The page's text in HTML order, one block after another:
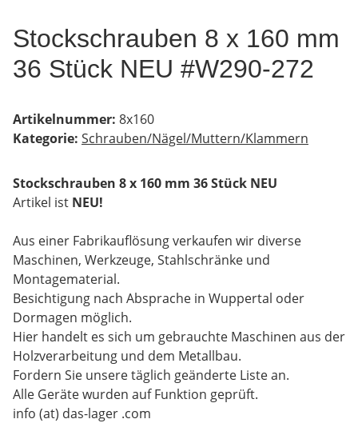
Stockschrauben 8 x 160 mm
36 Stück NEU #W290-272
Artikelnummer: 8x160
Kategorie: Schrauben/Nägel/Muttern/Klammern
Stockschrauben 8 x 160 mm 36 Stück NEU
Artikel ist NEU!
Aus einer Fabrikauflösung verkaufen wir diverse
Maschinen, Werkzeuge, Stahlschränke und
Montagematerial.
Besichtigung nach Absprache in Wuppertal oder
Dormagen möglich.
Hier handelt es sich um gebrauchte Maschinen aus der
Holzverarbeitung und dem Metallbau.
Fordern Sie unsere täglich geänderte Liste an.
Alle Geräte wurden auf Funktion geprüft.
info (at) das-lager .com